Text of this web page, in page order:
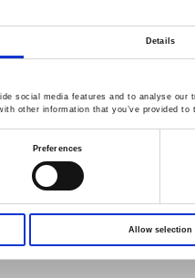
Details
social media features and to analyse
other information that you’ve provided
Preferences
Allow selection
務 新